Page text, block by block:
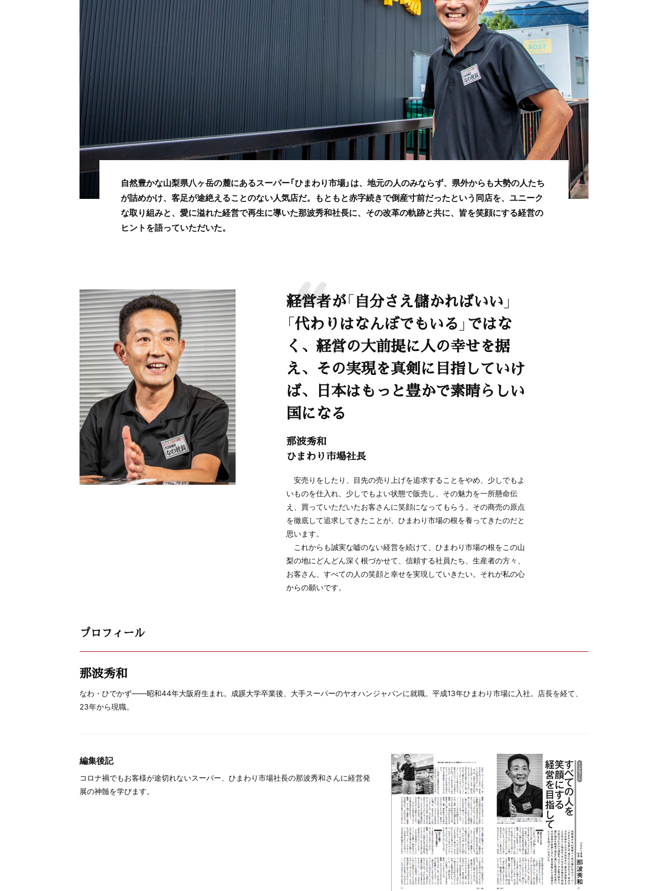
自然豊かな山梨県八ヶ岳の麓にあるスーパー「ひまわり市場」は、地元の人のみならず、県外からも大勢の人たち
が詰めかけ、客足が途絶えることのない人気店だ。もともと赤字続きで倒産寸前だったという同店を、ユニーク
な取り組みと、愛に溢れた経営で再生に導いた那波秀和社長に、その改革の軌跡と共に、皆を笑顔にする経営の
ヒントを語っていただいた。
経営者が「自分さえ儲かればいい」
「代わりはなんぼでもいる」ではな
く、経営の大前提に人の幸せを据
え、その実現を真剣に目指していけ
ば、日本はもっと豊かで素晴らしい
国になる
那波秀和
ひまわり市場社長
安売りをしたり、目先の売り上げを追求することをやめ、少しでもよ
いものを仕入れ、少しでもよい状態で販売し、その魅力を一所懸命伝
え、買っていただいたお客さんに笑顔になってもらう。その商売の原点
を徹底して追求してきたことが、ひまわり市場の根を養ってきたのだと
思います。
これからも誠実な嘘のない経営を続けて、ひまわり市場の根をこの山
梨の地にどんどん深く根づかせて、信頼する社員たち、生産者の方々、
お客さん、すべての人の笑顔と幸せを実現していきたい。それが私の心
からの願いです。
プロフィール
那波秀和
なわ・ひでかず――昭和44年大阪府生まれ。成蹊大学卒業後、大手スーパーのヤオハンジャパンに就職。平成13年ひまわり市場に入社。店長を経て、
23年から現職。
編集後記
コロナ禍でもお客様が途切れないスーパー、ひまわり市場社長の那波秀和さんに経営発
展の神髄を学びます。